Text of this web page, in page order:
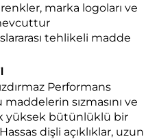
marka logoları ve
tehlikeli madde
Performans
maddelerin sızmasını ve
yüksek bütünlüklü bir
dişli açıklıklar, uzun